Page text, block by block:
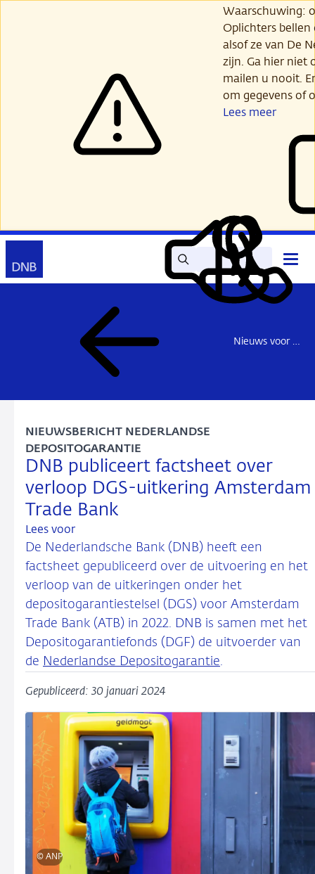
Waarschuwing:
Oplichters
alsof ze van De
zijn. Ga hier niet
mailen u nooit.
om gegevens of
Lees meer
Zoek Lees
voor
Mijn
DNB
Contact
Nieuws voor de sector
DNB publiceert factsheet over
verloop DGS-uitkering Amsterdam
Trade Bank
NIEUWSBERICHT NEDERLANDSE
DEPOSITOGARANTIE
Lees voor
De Nederlandsche Bank (DNB) heeft een
factsheet gepubliceerd over de uitvoering en het
verloop van de uitkeringen onder het
depositogarantiestelsel (DGS) voor Amsterdam
Trade Bank (ATB) in 2022. DNB is samen met het
Depositogarantiefonds (DGF) de uitvoerder van
de Nederlandse Depositogarantie.
Gepubliceerd: 30 januari 2024
© ANP